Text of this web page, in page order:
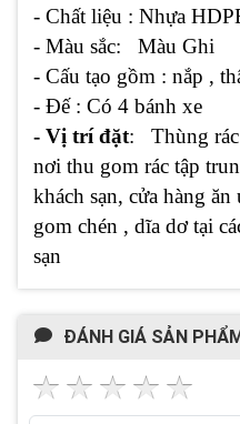
- Chất liệu : Nhựa
- Màu sắc: Màu Ghi
- Cấu tạo gồm : nắp ,
- Đế : Có 4 bánh xe
- Vị trí đặt: Thùng rác
nơi thu gom rác tập
khách sạn, cửa hàng
gom chén , dĩa dơ tại
sạn
ĐÁNH GIÁ SẢN